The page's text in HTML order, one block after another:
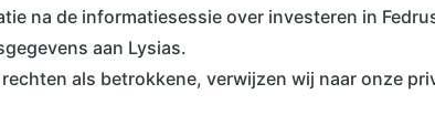
na de informatiesessie over investeren in
aan Lysias.
als betrokkene, verwijzen wij naar onze